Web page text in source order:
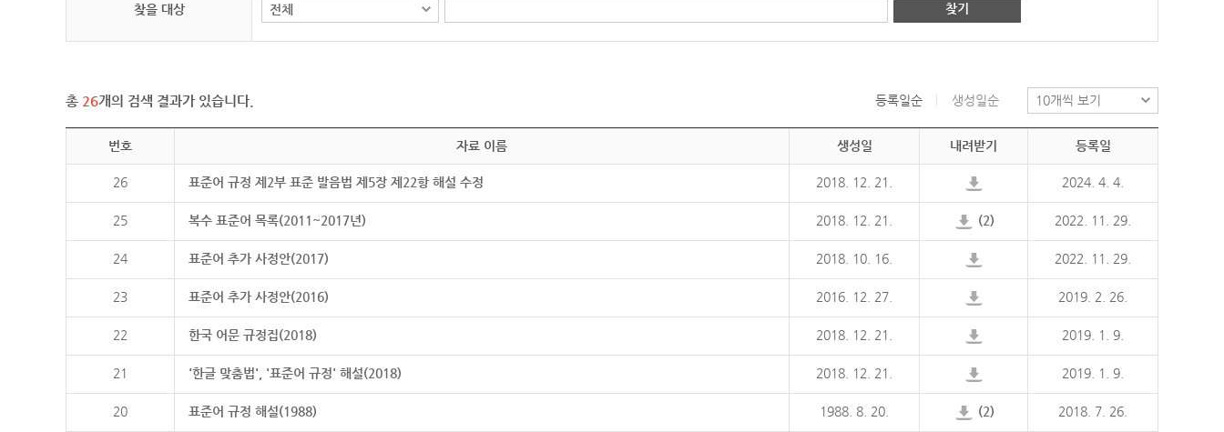
찾을 대상 찾기
총 26개의 검색 결과가 있습니다. 등록일순 생성일순
번호 자료 이름 생성일 내려받기 등록일
26 표준어 규정 제2부 표준 발음법 제5장 제22항 해설 수정 2018. 12. 21. 2024. 4. 4.
25 복수 표준어 목록(2011~2017년) 2018. 12. 21. (2) 2022. 11. 29.
24 표준어 추가 사정안(2017) 2018. 10. 16. 2022. 11. 29.
23 표준어 추가 사정안(2016) 2016. 12. 27. 2019. 2. 26.
22 한국 어문 규정집(2018) 2018. 12. 21. 2019. 1. 9.
21 '한글 맞춤법', '표준어 규정' 해설(2018) 2018. 12. 21. 2019. 1. 9.
20 표준어 규정 해설(1988) 1988. 8. 20. (2) 2018. 7. 26.